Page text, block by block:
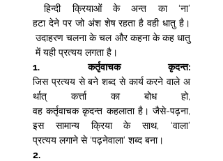
हिन्दी क्रियाओं के अन्त का ‘ना’
हटा देने पर जो अंश शेष रहता है वही धातु है।
उदाहरण चलना के चल और कहना के कह धातु
में यही प्रत्यय लगता है।
1.
जिस प्रत्यय से बने शब्द से कार्य करने वाले अ
र्थात् कर्त्ता का बोध हो,
वह कर्तृवाचक कृदन्त कहलाता है। जैसे-पढ़ना,
इस सामान्य क्रिया के साथ, ‘वाला’
प्रत्यय लगाने से ‘पढ़नेवाला’ शब्द बना।
2.